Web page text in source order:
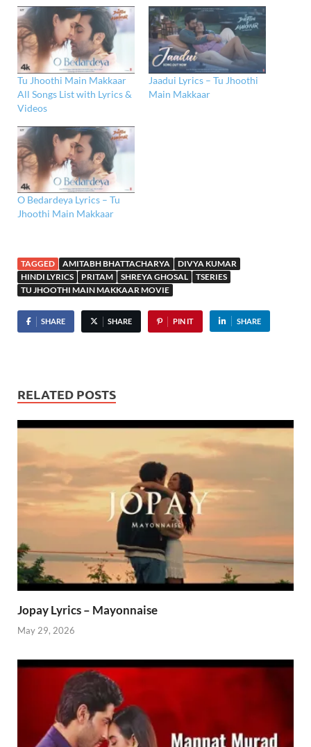
Tu Jhoothi Main Makkaar
All Songs List with Lyrics &
Videos
Jaadui Lyrics – Tu Jhoothi
Main Makkaar
O Bedardeya Lyrics – Tu
Jhoothi Main Makkaar
TAGGED AMITABH BHATTACHARYA
DIVYA KUMAR
HINDI LYRICS
PRITAM SHREYA GHOSAL
TSERIES
TU JHOOTHI MAIN MAKKAAR MOVIE
SHARE SHARE PIN IT SHARE
RELATED POSTS
Jopay Lyrics – Mayonnaise
May 29, 2026